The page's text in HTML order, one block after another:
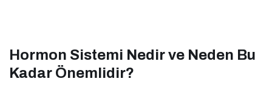
Hormon Sistemi Nedir ve Neden Bu
Kadar Önemlidir?